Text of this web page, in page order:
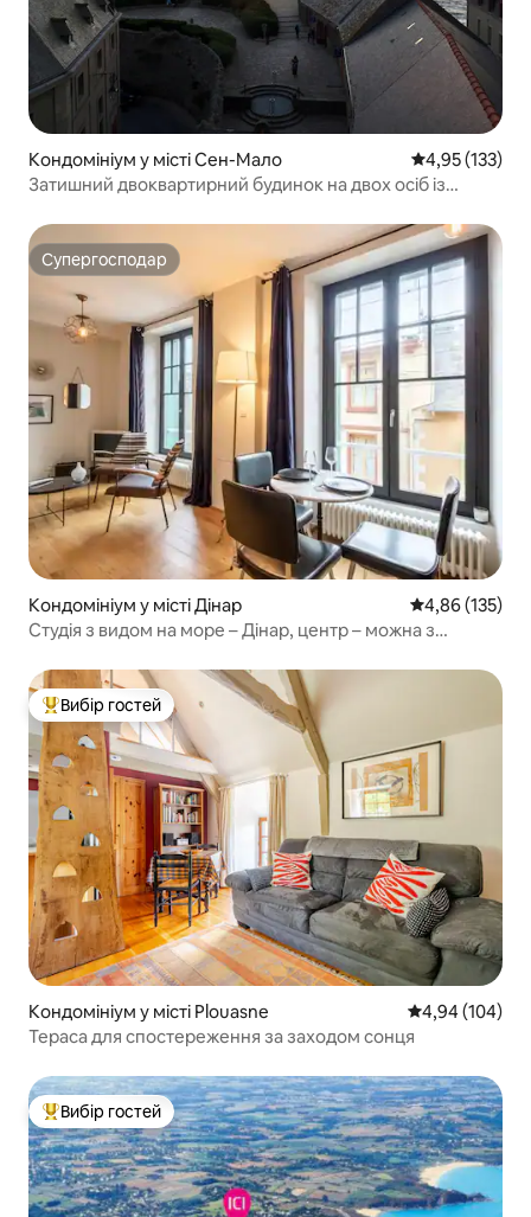
Кондомініум у місті Сен-Мало Середня
4,95 (133)
Затишний двоквартирний будинок на двох осіб із
Супергосподар
Супергосподар
Кондомініум у місті Дінар Середня
4,86 (135)
Студія з видом на море – Дінар, центр – можна з
Топ вибір гостей
Вибір гостей
Кондомініум у місті Plouasne Середня
4,94 (104)
Тераса для спостереження за заходом сонця
Топ вибір гостей
Вибір гостей